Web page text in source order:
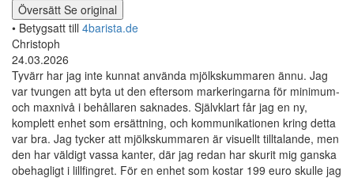
Översätt Se original
• Betygsatt till 4barista.de
Christoph
24.03.2026
Tyvärr har jag inte kunnat använda mjölkskummaren ännu. Jag
var tvungen att byta ut den eftersom markeringarna för minimum-
och maxnivå i behållaren saknades. Självklart får jag en ny,
komplett enhet som ersättning, och kommunikationen kring detta
var bra. Jag tycker att mjölkskummaren är visuellt tilltalande, men
den har väldigt vassa kanter, där jag redan har skurit mig ganska
obehagligt i lillfingret. För en enhet som kostar 199 euro skulle jag